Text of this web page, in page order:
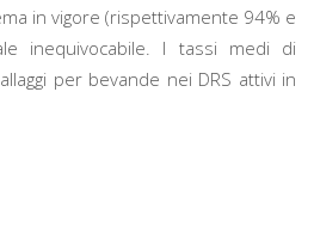
in vigore (rispettivamente 94% e
inequivocabile. I tassi medi di
per bevande nei DRS attivi in